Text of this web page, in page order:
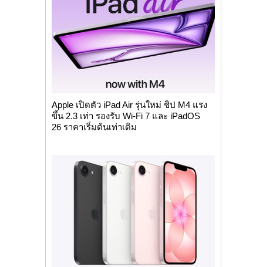
Apple เปิดตัว iPad Air รุ่นใหม่ ชิป M4 แรง
ขึ้น 2.3 เท่า รองรับ Wi-Fi 7 และ iPadOS
26 ราคาเริ่มต้นเท่าเดิม